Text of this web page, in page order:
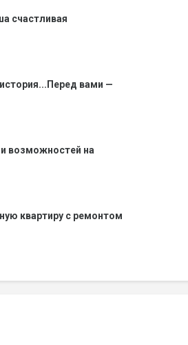
счастливая
вами —
и возможностей на
квартиру с ремонтом